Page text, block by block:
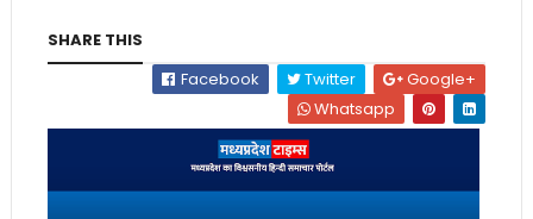
SHARE THIS
Facebook
Twitter
Google+
Whatsapp